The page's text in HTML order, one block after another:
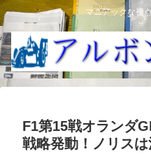
マニアックな視
F1第15戦オランダ
戦略発動！ノリスは